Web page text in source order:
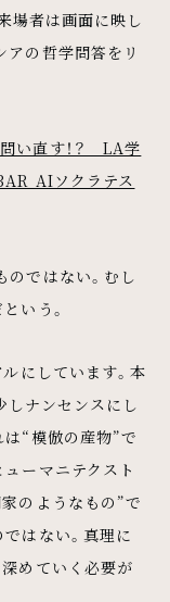
場者は画面に映し
アの哲学問答をリ
い直す！？ LA学
AIソクラテス
のではない。むし
いう。
にしています。本
しナンセンスにし
は“模倣の産物”で
ーマニテクスト
のようなもの”で
はない。真理に
めていく必要が